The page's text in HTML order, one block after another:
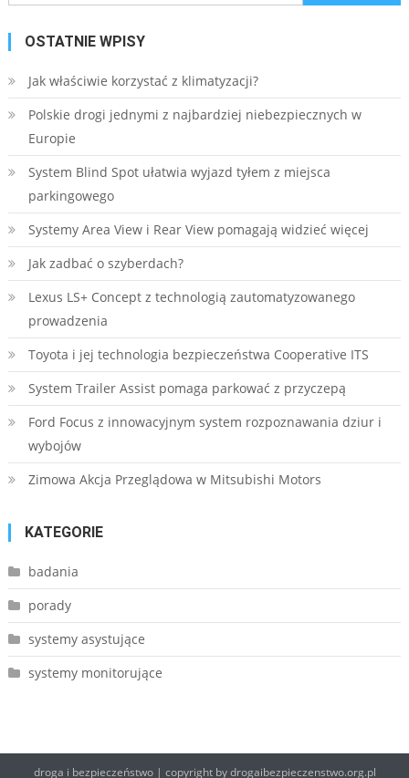
OSTATNIE WPISY
Jak właściwie korzystać z klimatyzacji?
Polskie drogi jednymi z najbardziej niebezpiecznych w
Europie
System Blind Spot ułatwia wyjazd tyłem z miejsca
parkingowego
Systemy Area View i Rear View pomagają widzieć więcej
Jak zadbać o szyberdach?
Lexus LS+ Concept z technologią zautomatyzowanego
prowadzenia
Toyota i jej technologia bezpieczeństwa Cooperative ITS
System Trailer Assist pomaga parkować z przyczepą
Ford Focus z innowacyjnym system rozpoznawania dziur i
wybojów
Zimowa Akcja Przeglądowa w Mitsubishi Motors
KATEGORIE
badania
porady
systemy asystujące
systemy monitorujące
droga i bezpieczeństwo | copyright by drogaibezpieczenstwo.org.pl